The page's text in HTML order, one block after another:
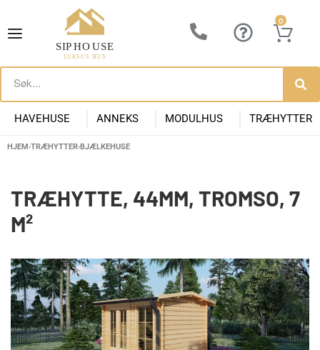
0
HAVEHUSE
Lille Havehus i Træ
ANNEKS
Luksus Anneks
MODULHUS TRÆHYTTER
HJEM›TRÆHYTTER›BJÆLKEHUSE
TRÆHYTTE, 44MM, TROMSO, 7
M²